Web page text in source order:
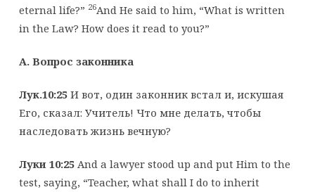
eternal life?” 26And He said to him, “What is written
in the Law? How does it read to you?”
А. Вопрос законника
Лук.10:25 И вот, один законник встал и, искушая
Его, сказал: Учитель! Что мне делать, чтобы
наследовать жизнь вечную?
Луки 10:25And a lawyer stood up and put Him to the
test, saying, “Teacher, what shall I do to inherit